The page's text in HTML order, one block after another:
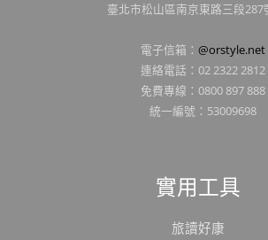
臺北市松山區南京東路三段287
電子信箱： @orstyle.net
連絡電話：02 2322 2812
免費專線：0800 897 888
統一編號：53009698
實用工具
旅讀好康